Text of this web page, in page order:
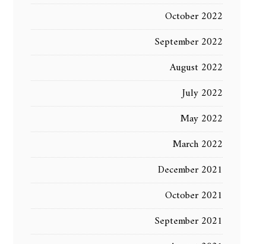
October 2022
September 2022
August 2022
July 2022
May 2022
March 2022
December 2021
October 2021
September 2021